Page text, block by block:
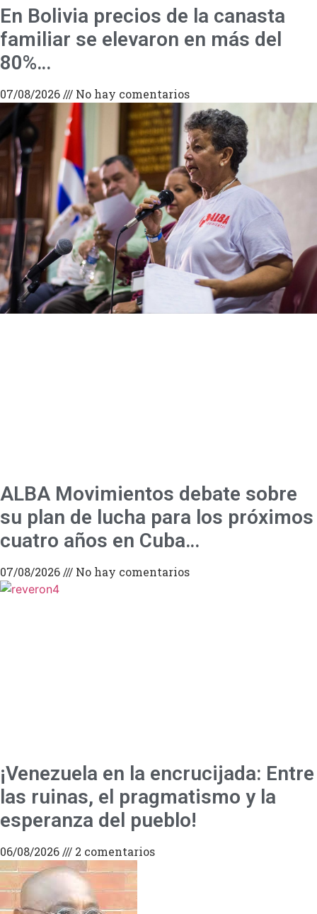
En Bolivia precios de la canasta
familiar se elevaron en más del
80%…
07/08/2026 No hay comentarios
ALBA Movimientos debate sobre
su plan de lucha para los próximos
cuatro años en Cuba…
07/08/2026 No hay comentarios
¡Venezuela en la encrucijada: Entre
las ruinas, el pragmatismo y la
esperanza del pueblo!
06/08/2026 2 comentarios